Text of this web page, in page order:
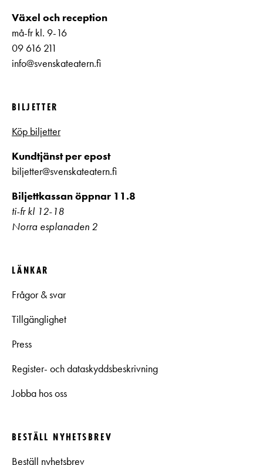
Växel och reception
må-fr kl. 9-16
09 616 211
info@svenskateatern.fi
BILJETTER
Köp biljetter
Kundtjänst per epost
biljetter@svenskateatern.fi
Biljettkassan öppnar 11.8
ti-fr kl 12-18
Norra esplanaden 2
LÄNKAR
Frågor & svar
Tillgänglighet
Press
Register- och dataskyddsbeskrivning
Jobba hos oss
BESTÄLL NYHETSBREV
Beställ nyhetsbrev